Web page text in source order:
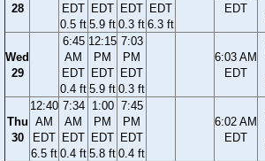
28
EDT
0.5 ft
EDT
5.9 ft
EDT
0.3 ft
EDT
6.3 ft
EDT
Wed
29
6:45
AM
EDT
0.4 ft
12:15
PM
EDT
5.9 ft
7:03
PM
EDT
0.3 ft
6:03 AM
EDT
Thu
30
12:40
AM
EDT
6.5 ft
7:34
AM
EDT
0.4 ft
1:00
PM
EDT
5.8 ft
7:45
PM
EDT
0.4 ft
6:02 AM
EDT